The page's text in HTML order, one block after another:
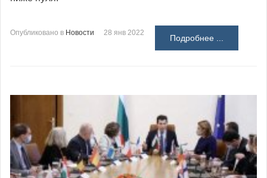
Опубликовано в Новости 28 янв 2022
Подробнее ...